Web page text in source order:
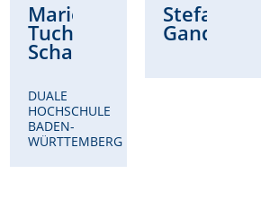
Marie
Tuchscherer-
Schad
DUALE
HOCHSCHULE
BADEN-
WÜRTTEMBERG
Stefanie
Gandt